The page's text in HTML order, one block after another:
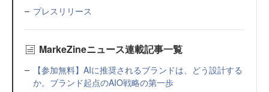
プレスリリース
MarkeZineニュース連載記事一覧
【参加無料】AIに推奨されるブランドは、どう設計する
か。ブランド起点のAIO戦略の第一歩